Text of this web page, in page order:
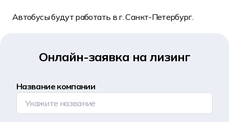
Автобусы будут работать в г. Санкт-Петербург.
Онлайн-заявка на лизинг
Название компании